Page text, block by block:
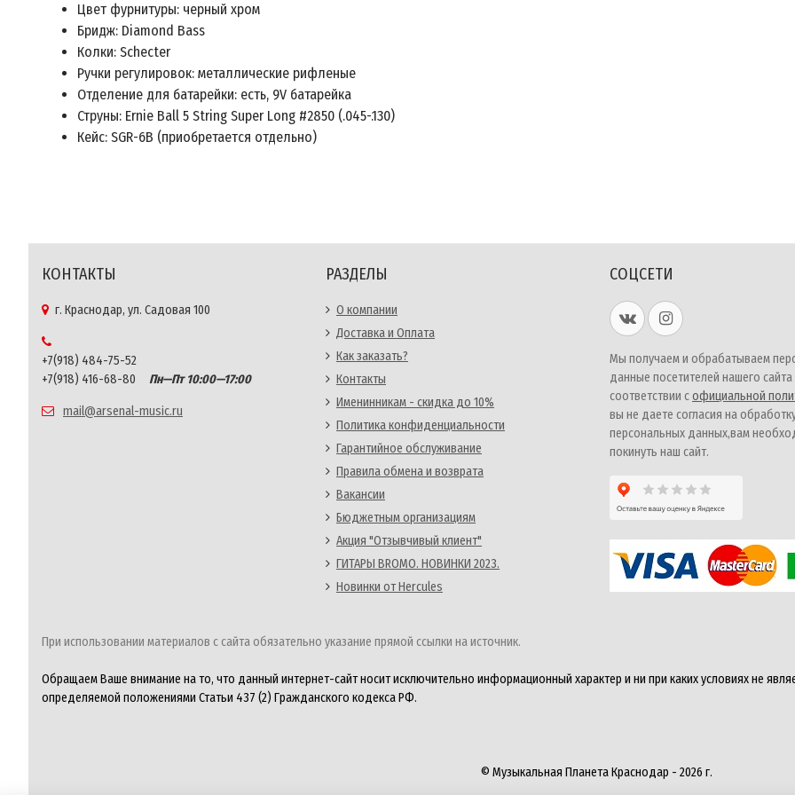
Цвет фурнитуры: черный хром
Бридж: Diamond Bass
Колки: Schecter
Ручки регулировок: металлические рифленые
Отделение для батарейки: есть, 9V батарейка
Струны: Ernie Ball 5 String Super Long #2850 (.045-.130)
Кейс: SGR-6В (приобретается отдельно)
КОНТАКТЫ
г. Краснодар, ул. Садовая 100
+7(918) 484-75-52
+7(918) 416-68-80
Пн—Пт 10:00—17:00
mail@arsenal-music.ru
РАЗДЕЛЫ
О компании
Доставка и Оплата
Как заказать?
Контакты
Именинникам - скидка до 10%
Политика конфиденциальности
Гарантийное обслуживание
Правила обмена и возврата
Вакансии
Бюджетным организациям
Акция "Отзывчивый клиент"
ГИТАРЫ BROMO. НОВИНКИ 2023.
Новинки от Hercules
СОЦСЕТИ
Мы получаем и обрабатываем
данные посетителей нашего сайта
соответствии софициальной
вы не даете согласия на
персональных данных,вам
покинуть наш сайт.
При использовании материалов с сайта обязательно указание прямой ссылки на источник.
Обращаем Ваше внимание на то, что данный интернет-сайт носит исключительно информационный характер и ни при каких условиях не
определяемой положениями Статьи 437 (2) Гражданского кодекса РФ.
© Музыкальная Планета Краснодар - 2026 г.